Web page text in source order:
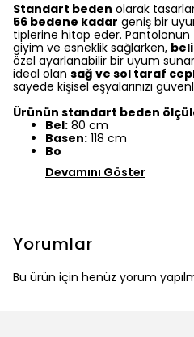
Standart beden olarak
56 bedene kadar geniş bir
tiplerine hitap eder. Pantolonun
giyim ve esneklik sağlarken,
özel ayarlanabilir bir uyum
ideal olan sağ ve sol taraf
sayede kişisel eşyalarınızı
Ürünün standart beden
Bel: 80 cm
Basen: 118 cm
Bo
Devamını Göster
Yorumlar
Bu ürün için henüz yorum